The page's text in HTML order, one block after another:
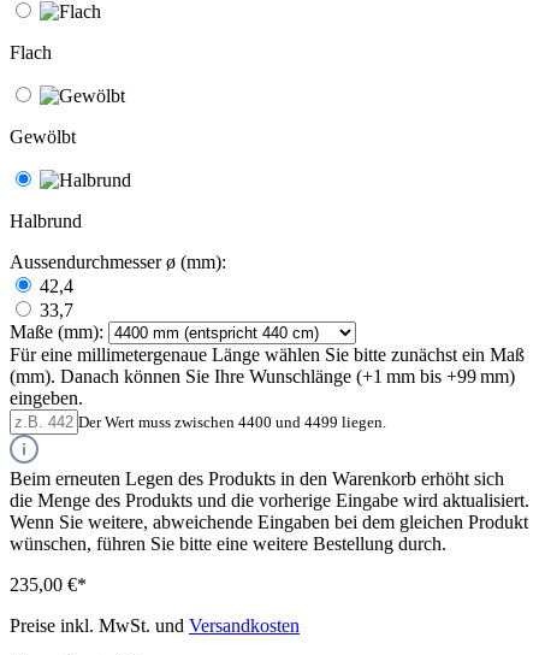
Flach
Gewölbt
Halbrund
Aussendurchmesser ø (mm):
42,4
33,7
Maße (mm):
Für eine millimetergenaue Länge wählen Sie bitte zunächst ein Maß
(mm). Danach können Sie Ihre Wunschlänge (+1 mm bis +99 mm)
eingeben.
Der Wert muss zwischen 4400 und 4499 liegen.
Beim erneuten Legen des Produkts in den Warenkorb erhöht sich
die Menge des Produkts und die vorherige Eingabe wird aktualisiert.
Wenn Sie weitere, abweichende Eingaben bei dem gleichen Produkt
wünschen, führen Sie bitte eine weitere Bestellung durch.
235,00 €*
Preise inkl. MwSt. und Versandkosten